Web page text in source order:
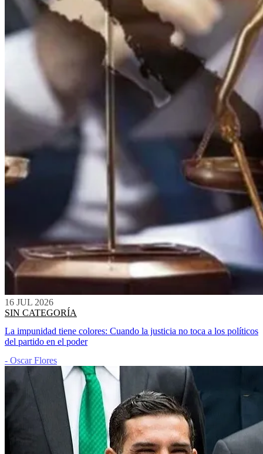
16 JUL 2026
SIN CATEGORÍA
La impunidad tiene colores: Cuando la justicia no toca a los políticos
del partido en el poder
- Oscar Flores